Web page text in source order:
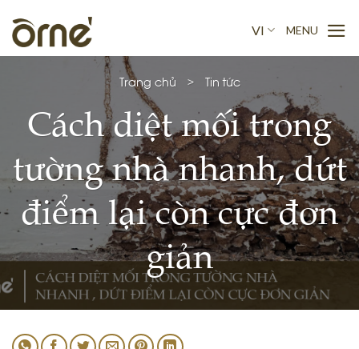
content
VI
Trang chủ > Tin tức
Cách diệt mối trong
tường nhà nhanh, dứt
điểm lại còn cực đơn
giản